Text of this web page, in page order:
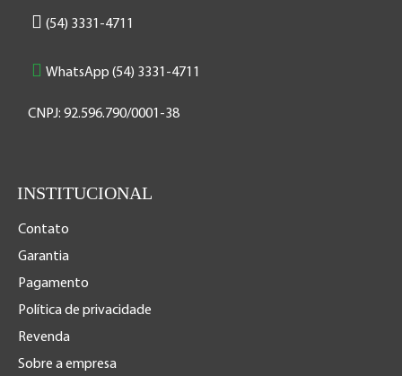
(54) 3331-4711
WhatsApp (54) 3331-4711
CNPJ: 92.596.790/0001-38
INSTITUCIONAL
Contato
Garantia
Pagamento
Política de privacidade
Revenda
Sobre a empresa